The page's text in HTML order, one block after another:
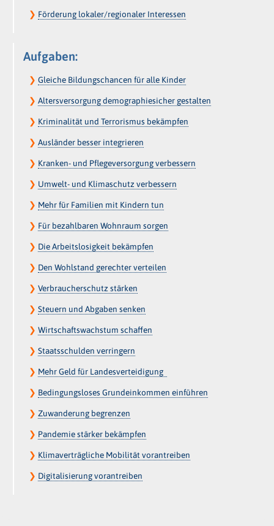
❯ Förderung lokaler/regionaler Interessen
Aufgaben:
❯ Gleiche Bildungschancen für alle Kinder
❯ Altersversorgung demographiesicher gestalten
❯ Kriminalität und Terrorismus bekämpfen
❯ Ausländer besser integrieren
❯ Kranken- und Pflegeversorgung verbessern
❯ Umwelt- und Klimaschutz verbessern
❯ Mehr für Familien mit Kindern tun
❯ Für bezahlbaren Wohnraum sorgen
❯ Die Arbeitslosigkeit bekämpfen
❯ Den Wohlstand gerechter verteilen
❯ Verbraucherschutz stärken
❯ Steuern und Abgaben senken
❯ Wirtschaftswachstum schaffen
❯ Staatsschulden verringern
❯ Mehr Geld für Landesverteidigung
❯ Bedingungsloses Grundeinkommen einführen
❯ Zuwanderung begrenzen
❯ Pandemie stärker bekämpfen
❯ Klimaverträgliche Mobilität vorantreiben
❯ Digitalisierung vorantreiben